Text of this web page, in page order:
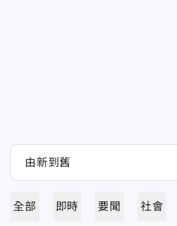
全部 即時 要聞 社會